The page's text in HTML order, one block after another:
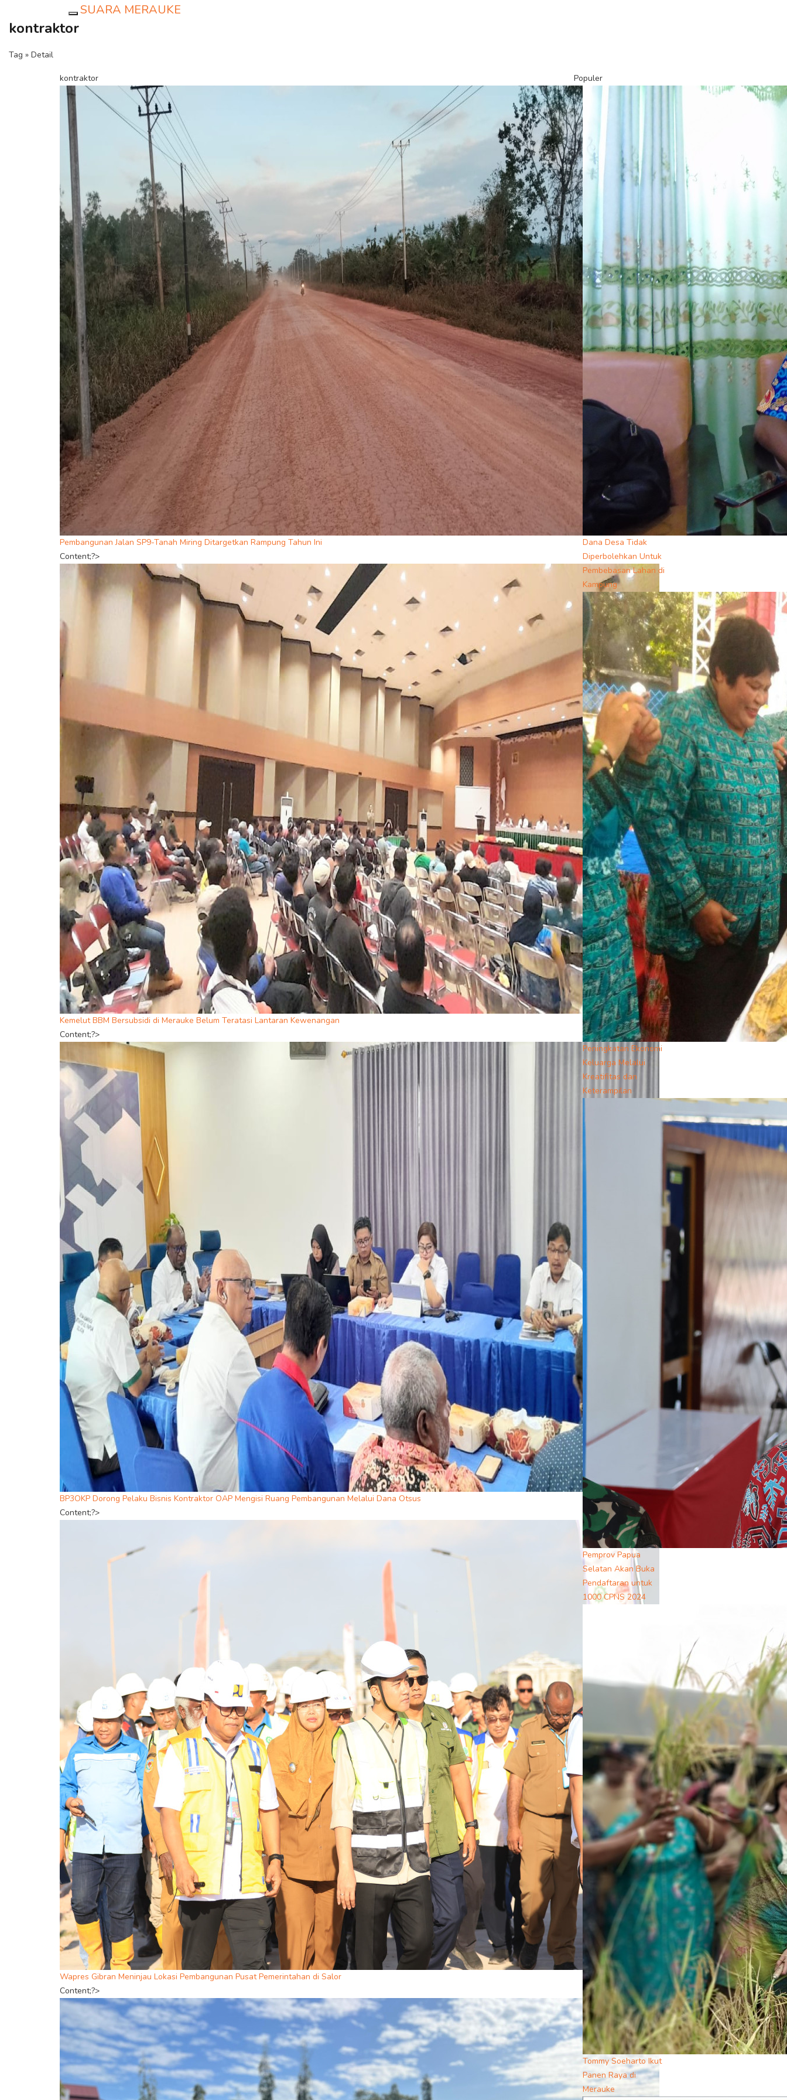
SUARA MERAUKE
kontraktor
Tag » Detail
kontraktor
Pembangunan Jalan SP9-Tanah Miring Ditargetkan Rampung Tahun Ini
Content;?>
Kemelut BBM Bersubsidi di Merauke Belum Teratasi Lantaran Kewenangan
Content;?>
BP3OKP Dorong Pelaku Bisnis Kontraktor OAP Mengisi Ruang Pembangunan Melalui Dana Otsus
Content;?>
Wapres Gibran Meninjau Lokasi Pembangunan Pusat Pemerintahan di Salor
Content;?>
Populer
Dana Desa Tidak
Diperbolehkan Untuk
Pembebasan Lahan di
Kampung
Peningkatan Ekonomi
Keluarga Melalui
Kreatifitas dan
Keterampilan
Pemprov Papua
Selatan Akan Buka
Pendaftaran untuk
1000 CPNS 2024
Tommy Soeharto Ikut
Panen Raya di
Merauke